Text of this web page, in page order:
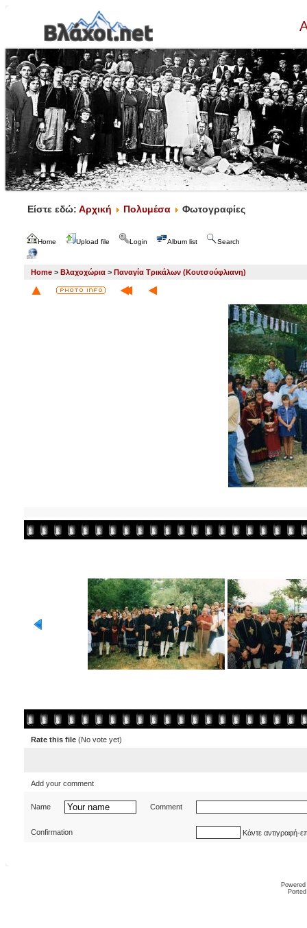
Είστε εδώ: Αρχική Πολυμέσα Φωτογραφίες
Home Upload file Login Album list Search
Home > Βλαχοχώρια > Παναγία Τρικάλων (Κουτσούφλιανη)
Rate this file (No vote yet)
Add your comment
Name Comment
Confirmation Κάντε αντιγραφή-